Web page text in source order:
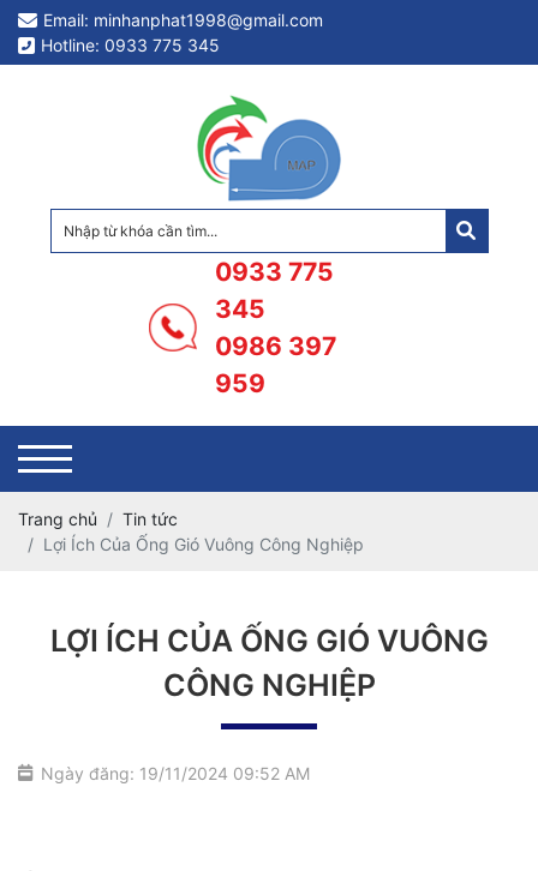
Email: minhanphat1998@gmail.com
Hotline: 0933 775 345
0933 775
345
0986 397
959
Trang chủ
Tin tức
Lợi Ích Của Ống Gió Vuông Công Nghiệp
LỢI ÍCH CỦA ỐNG GIÓ VUÔNG
CÔNG NGHIỆP
Ngày đăng: 19/11/2024 09:52 AM